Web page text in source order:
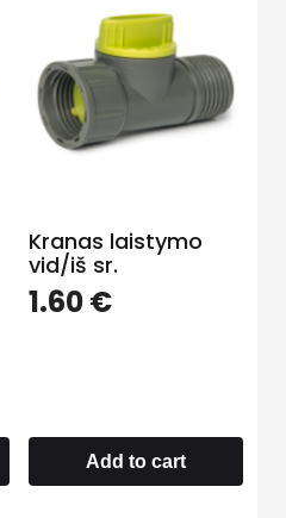
Kranas laistymo
vid/iš sr.
1.60€
Add to cart